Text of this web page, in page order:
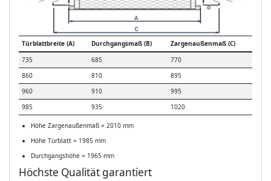
Türblattbreite (A) Durchgangsmaß (B)
Zargenaußenmaß (C)
735
685
770
860
810
895
960
910
995
985
935 1020
Höhe Zargenaußenmaß = 2010 mm
Höhe Türblatt = 1985 mm
Durchgangshöhe = 1965 mm
Höchste Qualität garantiert